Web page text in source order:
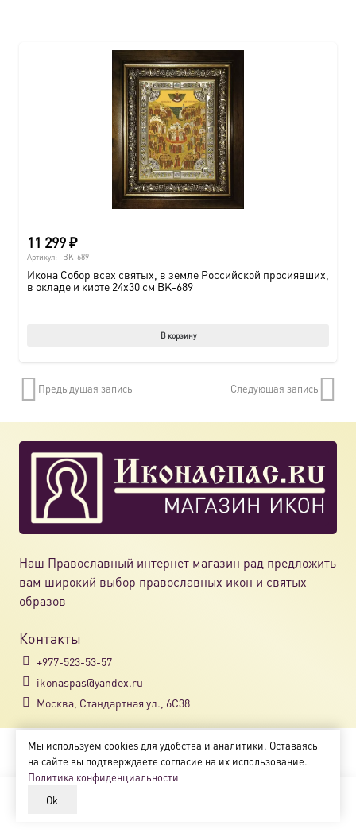
11 299₽
Артикул: BK-689
Икона Собор всех святых, в земле Российской просиявших,
в окладе и киоте 24х30 см BK-689
В корзину
Предыдущая запись Следующая запись
Наш Православный интернет магазин рад предложить
вам широкий выбор православных икон и святых
образов
Контакты
+977-523-53-57
ikonaspas@yandex.ru
Москва, Стандартная ул., 6С38
Copyright © 2018-2025
Магазин православных икон «ikonaspas.ru»
Мы используем cookies для удобства и аналитики. Оставаясь
на сайте вы подтверждаете согласие на их использование.
Политика конфиденциальности
Ok